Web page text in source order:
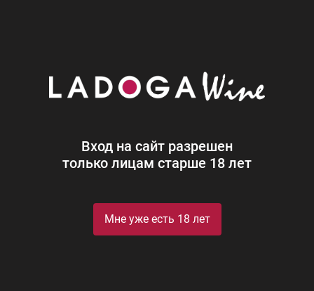
Вход на сайт разрешен
только лицам старше 18 лет
Мне уже есть 18 лет
Жанно Винтажная
Жанно Винтажная Коллекция 1972
Janneau Vintage Collection 1972 in wooden gift box